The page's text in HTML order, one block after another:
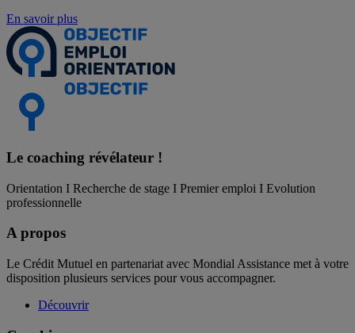
En savoir plus
Le coaching révélateur !
Orientation I Recherche de stage I Premier emploi I Evolution
professionnelle
A propos
Le Crédit Mutuel en partenariat avec Mondial Assistance met à votre
disposition plusieurs services pour vous accompagner.
Découvrir